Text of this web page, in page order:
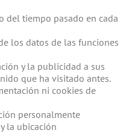
del tiempo pasado en cada
los datos de las funciones
y la publicidad a sus
que ha visitado antes.
ni cookies de
personalmente
la ubicación